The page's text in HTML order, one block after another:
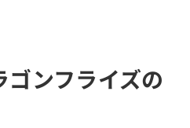
ゴンフライズの